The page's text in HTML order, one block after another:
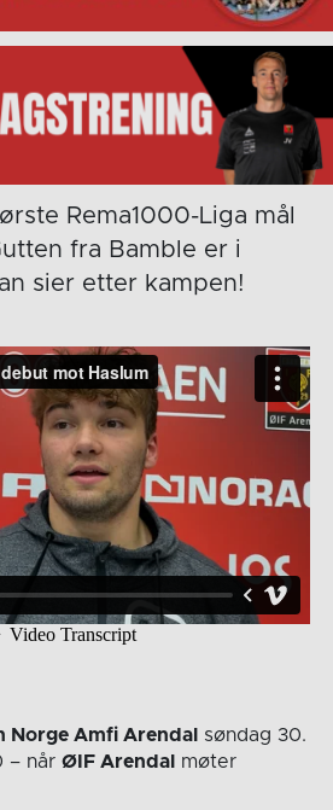
Rema1000-Liga mål
fra Bamble er i
sier etter kampen!
Norge Amfi Arendal
søndag 30.
– når ØIF Arendal
møter